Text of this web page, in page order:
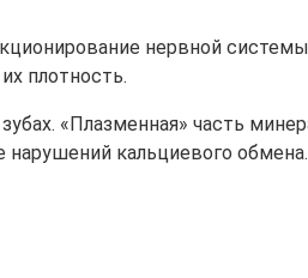
нервной
плотность.
«Плазменная» часть
нарушений кальциевого обмена.